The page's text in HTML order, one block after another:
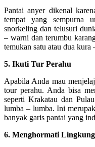
Pantai anyer dikenal
tempat yang sempurna
snorkeling dan telusuri
– warni dan terumbu
temukan satu atau dua kura
5. Ikuti Tur Perahu
Apabila Anda mau
tour perahu. Anda bisa
seperti Krakatau dan
lumba – lumba. Ini
banyak garis pantai yang
6. Menghormati